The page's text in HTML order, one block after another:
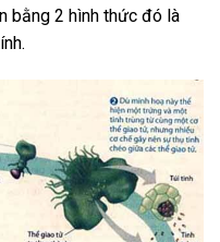
bằng 2 hình thức đó là